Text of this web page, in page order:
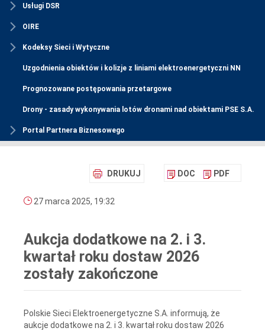
Usługi DSR
OIRE
Kodeksy Sieci i Wytyczne
Uzgodnienia obiektów i kolizje z liniami elektroenergetyczni NN
Prognozowane postępowania przetargowe
Drony - zasady wykonywania lotów dronami nad obiektami PSE S.A.
Portal Partnera Biznesowego
DRUKUJ DOC PDF
27 marca 2025, 19:32
Aukcja dodatkowe na 2. i 3.
kwartał roku dostaw 2026
zostały zakończone
Polskie Sieci Elektroenergetyczne S.A. informują, że
aukcje dodatkowe na 2. i 3. kwartał roku dostaw 2026